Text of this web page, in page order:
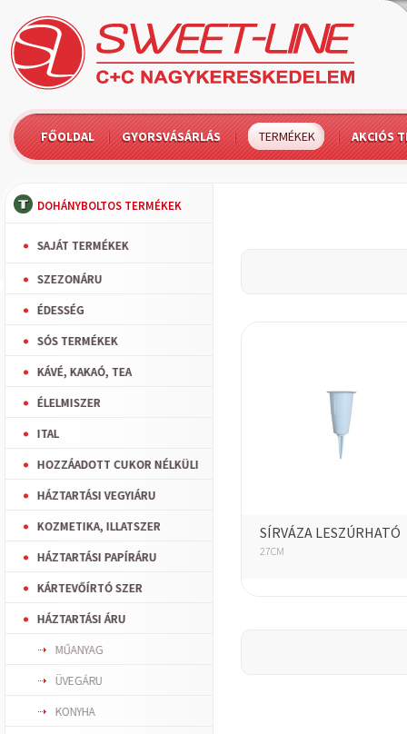
FŐOLDAL GYORSVÁSÁRLÁS TERMÉKEK AKCIÓS
DOHÁNYBOLTOS TERMÉKEK
SAJÁT TERMÉKEK
SZEZONÁRU
ÉDESSÉG
SÓS TERMÉKEK
KÁVÉ, KAKAÓ, TEA
ÉLELMISZER
ITAL
HOZZÁADOTT CUKOR NÉLKÜLI
HÁZTARTÁSI VEGYIÁRU
KOZMETIKA, ILLATSZER
HÁZTARTÁSI PAPÍRÁRU
KÁRTEVŐÍRTÓ SZER
HÁZTARTÁSI ÁRU
MŰANYAG
ÜVEGÁRU
KONYHA
SÍRVÁZA LESZÚRHATÓ
27CM